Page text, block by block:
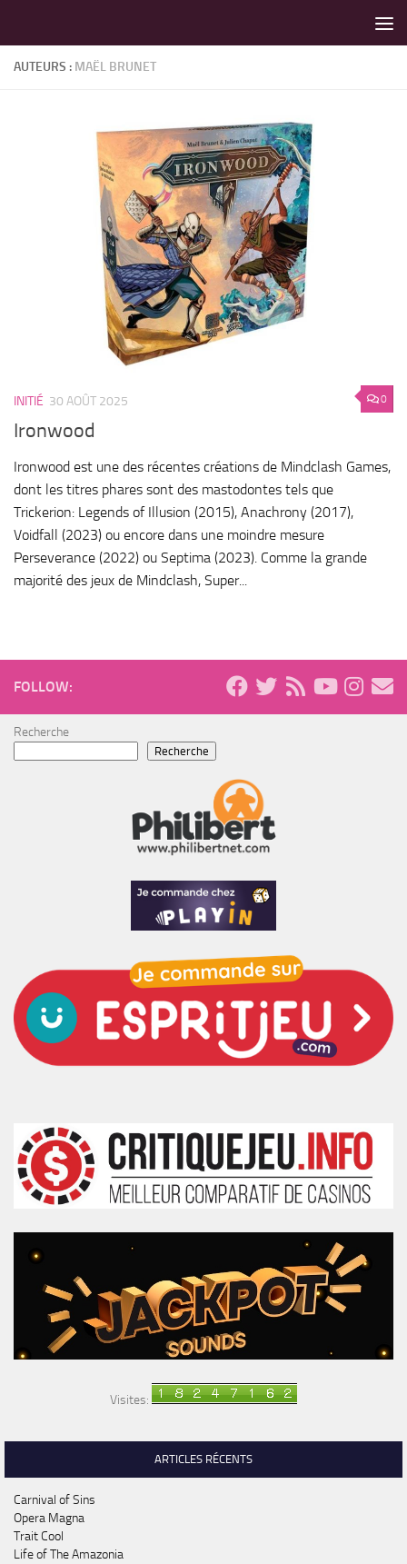
AUTEURS : MAËL BRUNET
0
INITIÉ 30 AOÛT 2025
Ironwood
Ironwood est une des récentes créations de Mindclash Games,
dont les titres phares sont des mastodontes tels que
Trickerion: Legends of Illusion (2015), Anachrony (2017),
Voidfall (2023) ou encore dans une moindre mesure
Perseverance (2022) ou Septima (2023). Comme la grande
majorité des jeux de Mindclash, Super...
FOLLOW:
Recherche
Recherche
Visites:
ARTICLES RÉCENTS
Carnival of Sins
Opera Magna
Trait Cool
Life of The Amazonia